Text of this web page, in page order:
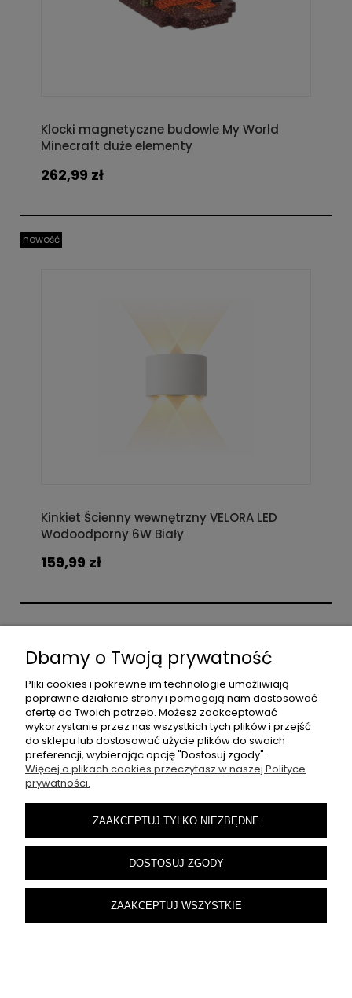
Klocki magnetyczne budowle My World
Minecraft duże elementy
262,99 zł
Kinkiet Ścienny wewnętrzny VELORA LED
Wodoodporny 6W Biały
159,99 zł
nowość
Klocki magnetyczne budowle My World
Minecraft duże elementy
Dbamy o Twoją prywatność
Pliki cookies i pokrewne im technologie umożliwiają
poprawne działanie strony i pomagają nam dostosować
ofertę do Twoich potrzeb. Możesz zaakceptować
wykorzystanie przez nas wszystkich tych plików i przejść
do sklepu lub dostosować użycie plików do swoich
preferencji, wybierając opcję "Dostosuj zgody".
Więcej o plikach cookies przeczytasz w naszej Polityce
prywatności.
ZAAKCEPTUJ TYLKO NIEZBĘDNE
DOSTOSUJ ZGODY
ZAAKCEPTUJ WSZYSTKIE